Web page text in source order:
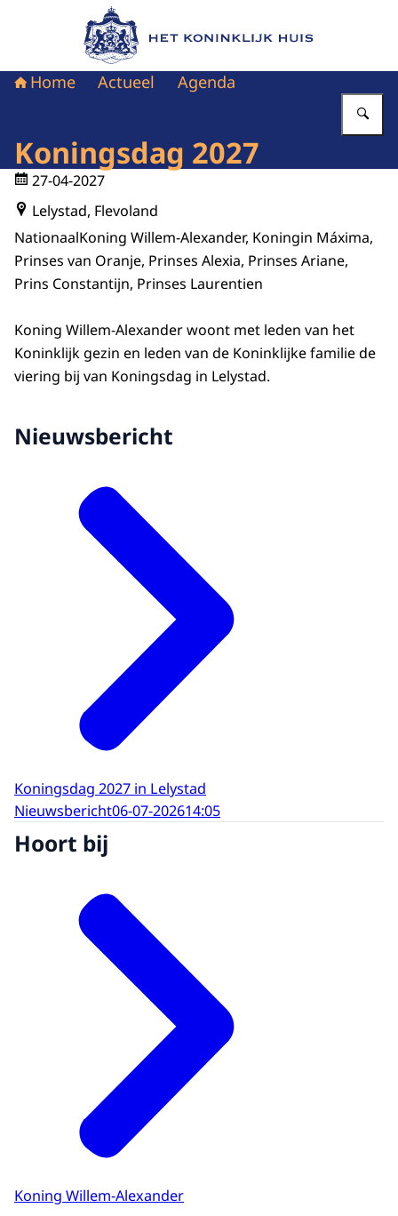
Naar de homepage van Het Koninklijk Huis
Home Actueel Agenda
Koningsdag 2027
27-04-2027
Lelystad, Flevoland
NationaalKoning Willem-Alexander, Koningin Máxima,
Prinses van Oranje, Prinses Alexia, Prinses Ariane,
Prins Constantijn, Prinses Laurentien
Koning Willem-Alexander woont met leden van het
Koninklijk gezin en leden van de Koninklijke familie de
viering bij van Koningsdag in Lelystad.
Nieuwsbericht
Koningsdag 2027 in Lelystad
Nieuwsbericht06-07-202614:05
Hoort bij
Koning Willem-Alexander